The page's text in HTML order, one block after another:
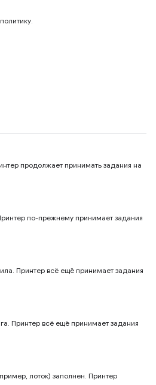
продолжает принимать задания на
по-прежнему принимает задания
Принтер всё ещё принимает задания
Принтер всё ещё принимает задания
лоток) заполнен. Принтер